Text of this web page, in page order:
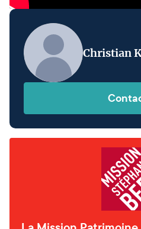
Christian